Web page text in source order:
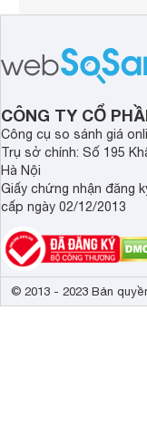
CÔNG TY CỔ
Công cụ so sánh giá
Trụ sở chính: Số 195
Hà Nội
Giấy chứng nhận đăng
cấp ngày 02/12/2013
© 2013 - 2023 Bản